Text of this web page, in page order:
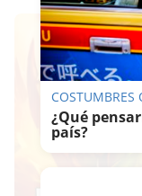
COSTUMBRES
¿Qué
país?